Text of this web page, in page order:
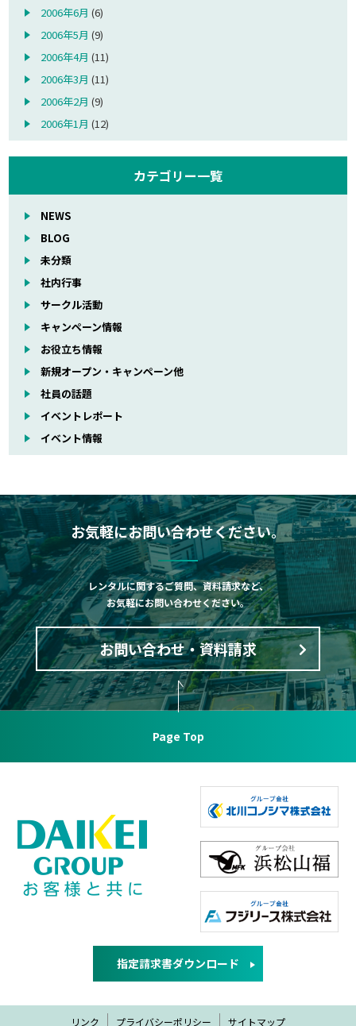
2006年6月 (6)
2006年5月 (9)
2006年4月 (11)
2006年3月 (11)
2006年2月 (9)
2006年1月 (12)
カテゴリー一覧
NEWS
BLOG
未分類
社内行事
サークル活動
キャンペーン情報
お役立ち情報
新規オープン・キャンペーン他
社員の話題
イベントレポート
イベント情報
お気軽にお問い合わせください。
レンタルに関するご質問、資料請求など、
お気軽にお問い合わせください。
お問い合わせ・資料請求
Page Top
指定請求書ダウンロード
リンク プライバシーポリシー サイトマップ